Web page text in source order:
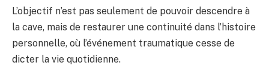
L’objectif n’est pas seulement de pouvoir descendre à
la cave, mais de restaurer une continuité dans l’histoire
personnelle, où l’événement traumatique cesse de
dicter la vie quotidienne.